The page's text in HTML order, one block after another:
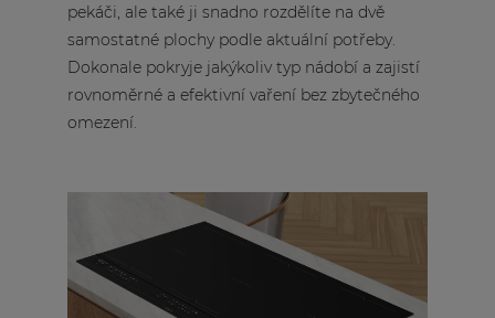
pekáči, ale také ji snadno rozdělíte na dvě
samostatné plochy podle aktuální potřeby.
Dokonale pokryje jakýkoliv typ nádobí a zajistí
rovnoměrné a efektivní vaření bez zbytečného
omezení.